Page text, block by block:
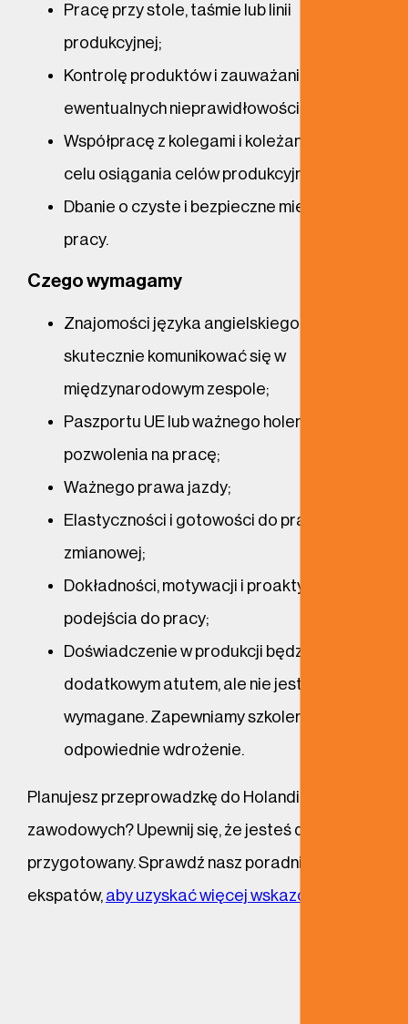
Pracę przy stole, taśmie lub linii
produkcyjnej;
Kontrolę produktów i zauważanie
ewentualnych nieprawidłowości;
Współpracę z kolegami i koleżankami w
celu osiągania celów produkcyjnych;
Dbanie o czyste i bezpieczne miejsce
pracy.
Czego wymagamy
Znajomości języka angielskiego, aby
skutecznie komunikować się w
międzynarodowym zespole;
Paszportu UE lub ważnego holenderskiego
pozwolenia na pracę;
Ważnego prawa jazdy;
Elastyczności i gotowości do pracy
zmianowej;
Dokładności, motywacji i proaktywnego
podejścia do pracy;
Doświadczenie w produkcji będzie
dodatkowym atutem, ale nie jest
wymagane. Zapewniamy szkolenie i
odpowiednie wdrożenie.
Planujesz przeprowadzkę do Holandii w celach
zawodowych? Upewnij się, że jesteś dobrze
przygotowany. Sprawdź nasz poradnik dla
ekspatów, aby uzyskać więcej wskazówek!